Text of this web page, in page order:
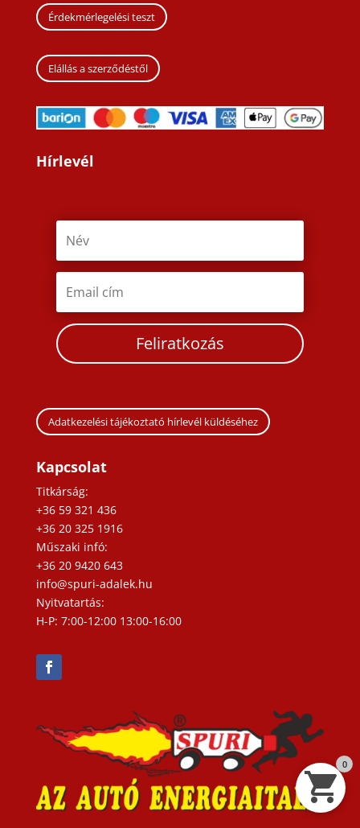
Érdekmérlegelési teszt
Elállás a szerződéstől
Hírlevél
Feliratkozás
Adatkezelési tájékoztató hírlevél küldéséhez
Kapcsolat
Titkárság:
+36 59 321 436
+36 20 325 1916
Műszaki infó:
+36 20 9420 643
info@spuri-adalek.hu
Nyitvatartás:
H-P: 7:00-12:00 13:00-16:00
0